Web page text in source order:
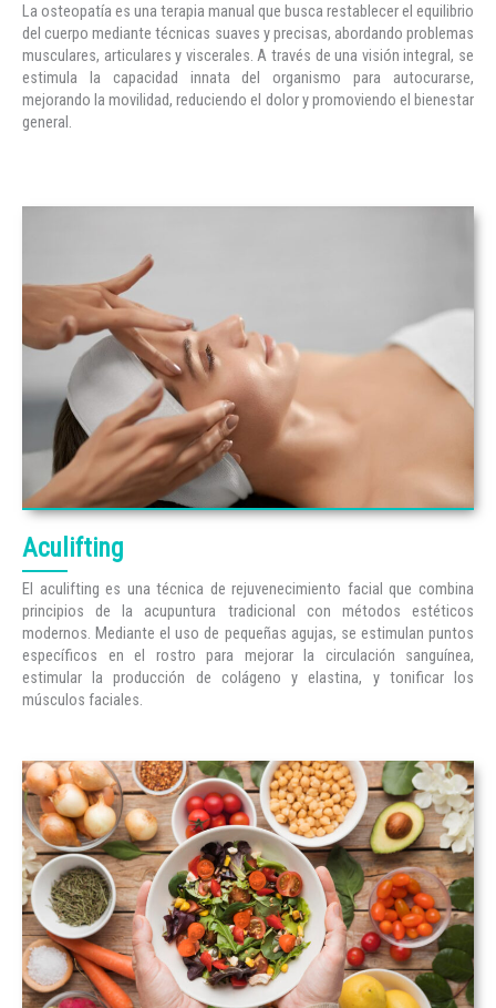
La osteopatía es una terapia manual que busca restablecer el equilibrio
del cuerpo mediante técnicas suaves y precisas, abordando problemas
musculares, articulares y viscerales. A través de una visión integral, se
estimula la capacidad innata del organismo para autocurarse,
mejorando la movilidad, reduciendo el dolor y promoviendo el bienestar
general.
Aculifting
El aculifting es una técnica de rejuvenecimiento facial que combina
principios de la acupuntura tradicional con métodos estéticos
modernos. Mediante el uso de pequeñas agujas, se estimulan puntos
específicos en el rostro para mejorar la circulación sanguínea,
estimular la producción de colágeno y elastina, y tonificar los
músculos faciales.